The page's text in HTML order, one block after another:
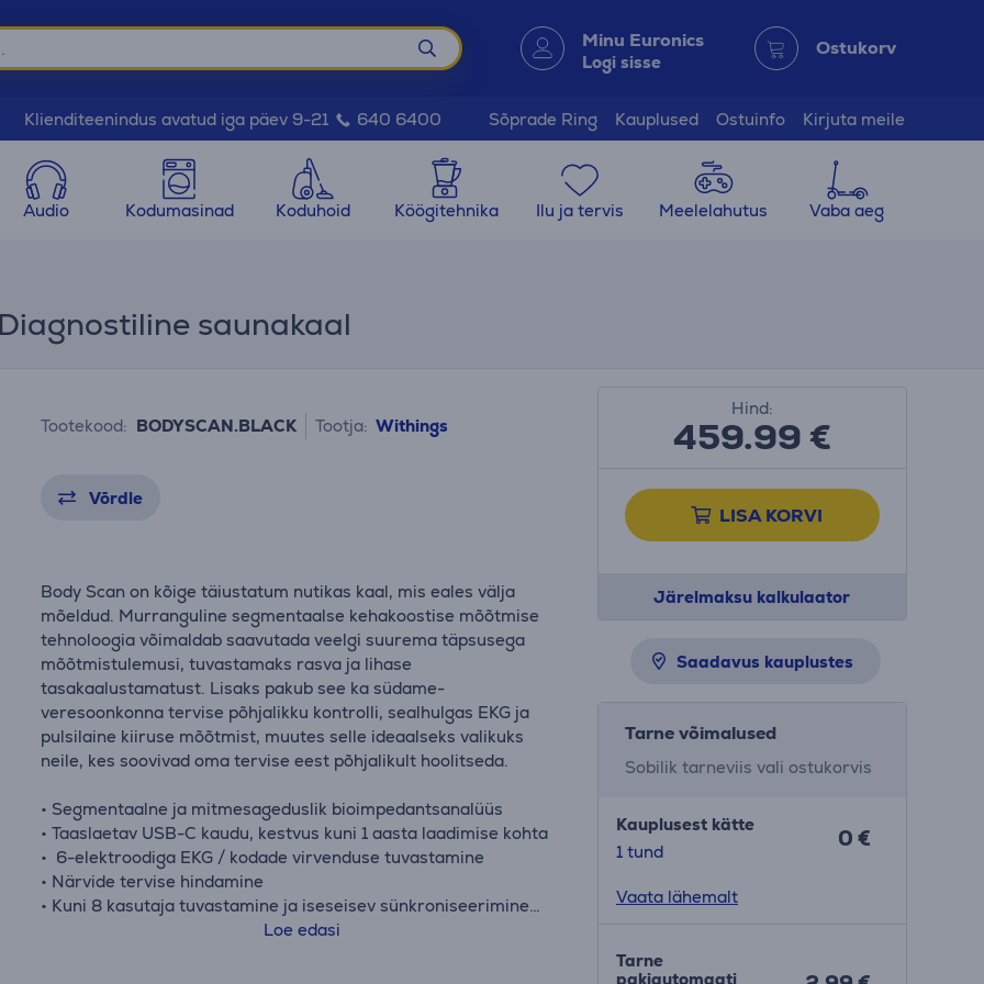
Minu Euronics
Logi sisse
Ostukorv
Klienditeenindus avatud iga päev 9-21 640 6400 Sõprade Ring Kauplused Ostuinfo Kirjuta meile
Audio Kodumasinad Koduhoid Köögitehnika Ilu ja tervis Meelelahutus Vaba aeg
saunakaal
Tootekood: BODYSCAN.BLACK Tootja: Withings
Võrdle
Body Scan on kõige täiustatum nutikas kaal, mis eales välja
mõeldud. Murranguline segmentaalse kehakoostise mõõtmise
tehnoloogia võimaldab saavutada veelgi suurema täpsusega
mõõtmistulemusi, tuvastamaks rasva ja lihase
tasakaalustamatust. Lisaks pakub see ka südame-
veresoonkonna tervise põhjalikku kontrolli, sealhulgas EKG ja
pulsilaine kiiruse mõõtmist, muutes selle ideaalseks valikuks
neile, kes soovivad oma tervise eest põhjalikult hoolitseda.
• Segmentaalne ja mitmesageduslik bioimpedantsanalüüs
• Taaslaetav USB-C kaudu, kestvus kuni 1 aasta laadimise kohta
• 6-elektroodiga EKG / kodade virvenduse tuvastamine
• Närvide tervise hindamine
• Kuni 8 kasutaja tuvastamine ja iseseisev sünkroniseerimine
• WiFi ja Bluetooth sünkroniseerimine
Loe edasi
Hind:
459.99€
LISA KORVI
Järelmaksu kalkulaator
Saadavus kauplustes
Tarne võimalused
Sobilik tarneviis vali ostukorvis
Kauplusest kätte
1 tund
0 €
Vaata lähemalt
Tarne
pakiautomaati